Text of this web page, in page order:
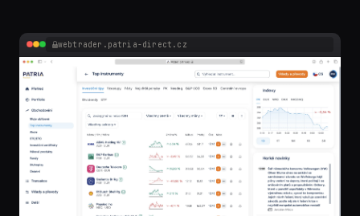
webtrader.patria-direct.cz